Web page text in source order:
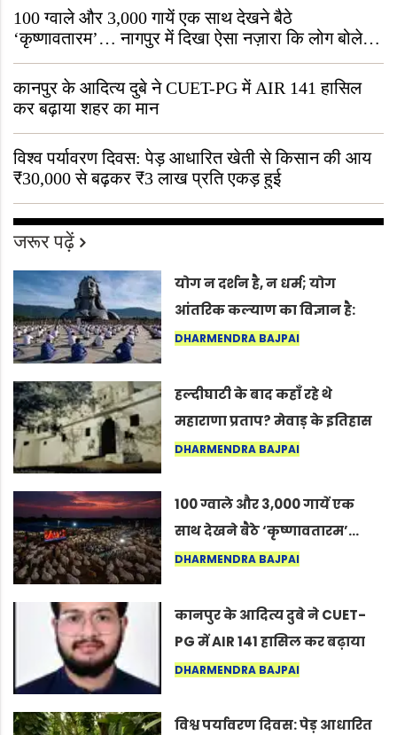
100 ग्वाले और 3,000 गायें एक साथ देखने बैठे
‘कृष्णावतारम’… नागपुर में दिखा ऐसा नज़ारा कि लोग बोले,
“ऐसा तो सिर्फ़ कृष्ण ही कर सकते हैं”
कानपुर के आदित्य दुबे ने CUET-PG में AIR 141 हासिल
कर बढ़ाया शहर का मान
विश्व पर्यावरण दिवस: पेड़ आधारित खेती से किसान की आय
₹30,000 से बढ़कर ₹3 लाख प्रति एकड़ हुई
जरूर पढ़ें
योग न दर्शन है, न धर्म; योग
आंतरिक कल्याण का विज्ञान है:
अंतरराष्ट्रीय योग दिवस 2026 पर
DHARMENDRA BAJPAI
हल्दीघाटी के बाद कहाँ रहे थे
महाराणा प्रताप? मेवाड़ के इतिहास
का वह अनकहा अध्याय जो आज भी
DHARMENDRA BAJPAI
100 ग्वाले और 3,000 गायें एक
साथ देखने बैठे ‘कृष्णावतारम’…
नागपुर में दिखा ऐसा नज़ारा कि
कर सकते हैं”
DHARMENDRA BAJPAI
कानपुर के आदित्य दुबे ने CUET-
PG में AIR 141 हासिल कर बढ़ाया
शहर का मान
DHARMENDRA BAJPAI
विश्व पर्यावरण दिवस: पेड़ आधारित